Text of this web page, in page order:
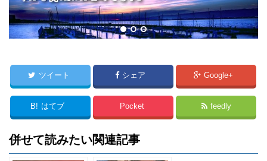
ツイート シェア Google+
B! はてブ Pocket feedly
併せて読みたい関連記事